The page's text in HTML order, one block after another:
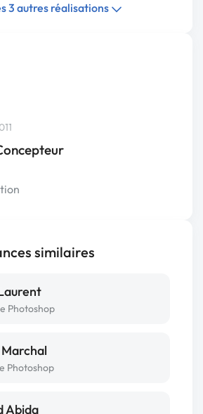
3 autres réalisations
similaires
Photoshop
Photoshop
Abida